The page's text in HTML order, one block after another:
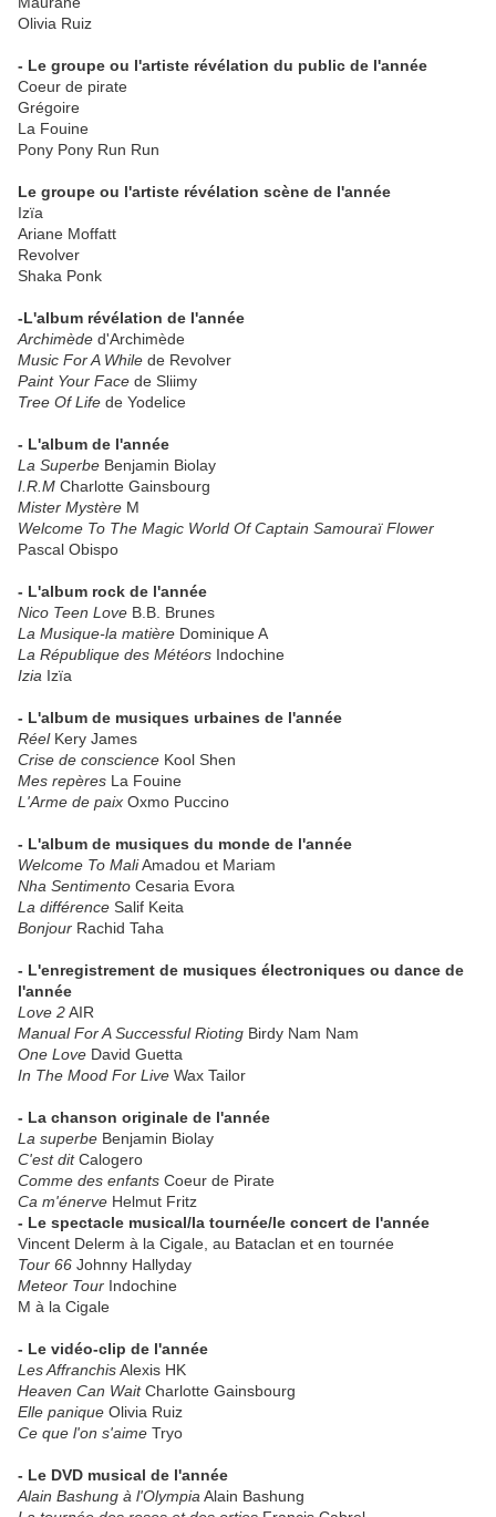
Olivia Ruiz
- Le groupe ou l'artiste révélation du public de l'année
Coeur de pirate
Grégoire
La Fouine
Pony Pony Run Run
Le groupe ou l'artiste révélation scène de l'année
Izïa
Ariane Moffatt
Revolver
Shaka Ponk
-L'album révélation de l'année
Archimède d'Archimède
Music For A While de Revolver
Paint Your Face de Sliimy
Tree Of Life de Yodelice
- L'album de l'année
La Superbe Benjamin Biolay
I.R.M Charlotte Gainsbourg
Mister Mystère M
Welcome To The Magic World Of Captain Samouraï Flower
Pascal Obispo
- L'album rock de l'année
Nico Teen Love B.B. Brunes
La Musique-la matière Dominique A
La République des Météors Indochine
Izia Izïa
- L'album de musiques urbaines de l'année
RéelKery James
Crise de conscience Kool Shen
Mes repères La Fouine
L'Arme de paix Oxmo Puccino
- L'album de musiques du monde de l'année
Welcome To MaliAmadou et Mariam
Nha Sentimento Cesaria Evora
La différence Salif Keita
Bonjour Rachid Taha
- L'enregistrement de musiques électroniques ou dance de
l'année
Love 2AIR
Manual For A Successful Rioting Birdy Nam Nam
One Love David Guetta
In The Mood For Live Wax Tailor
- La chanson originale de l'année
La superbe Benjamin Biolay
C'est ditCalogero
Comme des enfants Coeur de Pirate
Ca m'énerve Helmut Fritz
- Le spectacle musical/la tournée/le concert de l'année
Vincent Delerm à la Cigale, au Bataclan et en tournée
Tour 66 Johnny Hallyday
Meteor Tour Indochine
M à la Cigale
- Le vidéo-clip de l'année
Les AffranchisAlexis HK
Heaven Can WaitCharlotte Gainsbourg
Elle panique Olivia Ruiz
Ce que l'on s'aime Tryo
- Le DVD musical de l'année
Alain Bashung à l'Olympia Alain Bashung